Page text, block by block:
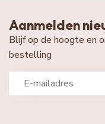
Aanmelden
Blijf op de hoogte en
bestelling